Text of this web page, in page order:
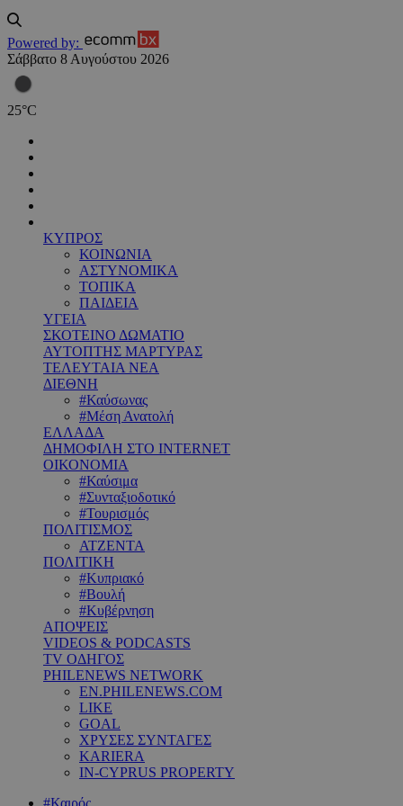
Powered by:
Σάββατο 8 Αυγούστου 2026
25°C
ΚΥΠΡΟΣ
ΚΟΙΝΩΝΙΑ
ΑΣΤΥΝΟΜΙΚΑ
ΤΟΠΙΚΑ
ΠΑΙΔΕΙΑ
ΥΓΕΙΑ
ΣΚΟΤΕΙΝΟ ΔΩΜΑΤΙΟ
ΑΥΤΟΠΤΗΣ ΜΑΡΤΥΡΑΣ
ΤΕΛΕΥΤΑΙΑ ΝΕΑ
ΔΙΕΘΝΗ
#Καύσωνας
#Μέση Ανατολή
ΕΛΛΑΔΑ
ΔΗΜΟΦΙΛΗ ΣΤΟ INTERNET
ΟΙΚΟΝΟΜΙΑ
#Καύσιμα
#Συνταξιοδοτικό
#Τουρισμός
ΠΟΛΙΤΙΣΜΟΣ
ΑΤΖΕΝΤΑ
ΠΟΛΙΤΙΚΗ
#Κυπριακό
#Βουλή
#Κυβέρνηση
ΑΠΟΨΕΙΣ
VIDEOS & PODCASTS
TV ΟΔΗΓΟΣ
PHILENEWS NETWORK
EN.PHILENEWS.COM
LIKE
GOAL
ΧΡΥΣΕΣ ΣΥΝΤΑΓΕΣ
KARIERA
IN-CYPRUS PROPERTY